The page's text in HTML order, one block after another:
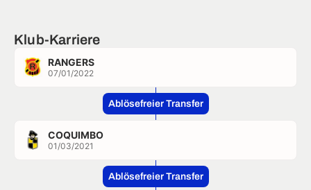
Klub-Karriere
RANGERS
07/01/2022
Ablösefreier Transfer
COQUIMBO
01/03/2021
Ablösefreier Transfer